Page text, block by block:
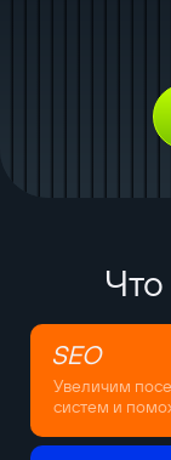
SEO
Увеличим
систем и